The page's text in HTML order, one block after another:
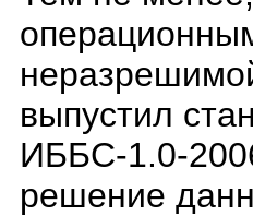
выпустил
ИББС-1.0-
решение